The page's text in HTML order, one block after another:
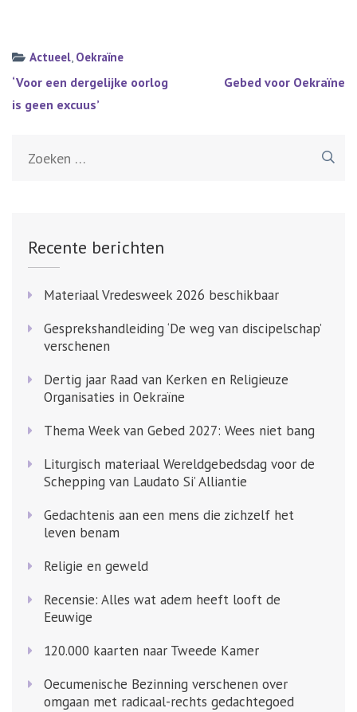
Actueel, Oekraïne
Bericht
navigatie
‘Voor een dergelijke oorlog
is geen excuus’
Gebed voor Oekraïne
Recente berichten
Materiaal Vredesweek 2026 beschikbaar
Gesprekshandleiding ‘De weg van discipelschap’
verschenen
Dertig jaar Raad van Kerken en Religieuze
Organisaties in Oekraïne
Thema Week van Gebed 2027: Wees niet bang
Liturgisch materiaal Wereldgebedsdag voor de
Schepping van Laudato Si’ Alliantie
Gedachtenis aan een mens die zichzelf het
leven benam
Religie en geweld
Recensie: Alles wat adem heeft looft de
Eeuwige
120.000 kaarten naar Tweede Kamer
Oecumenische Bezinning verschenen over
omgaan met radicaal-rechts gedachtegoed